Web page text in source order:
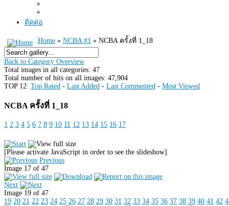
ติดต่อ
Home » NCBA #1 » NCBA ครั้งที่ 1_18
Back to Category Overview
Total images in all categories: 47
Total number of hits on all images: 47,904
TOP 12: Top Rated - Last Added - Last Commented - Most Viewed
NCBA ครั้งที่ 1_18
1 2 3 4 5 6 7 8 9 10 11 12 13 14 15 16 17
[Please activate JavaScript in order to see the slideshow]
Previous
Image 17 of 47
Next
Image 19 of 47
19 20 21 22 23 24 25 26 27 28 29 30 31 32 33 34 35 36 37 38 39 40 41 42